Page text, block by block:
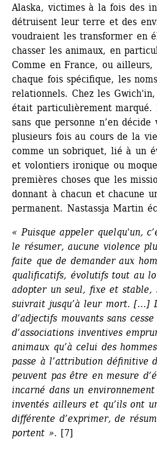
Alaska, victimes à la fois des
détruisent leur terre et des
voudraient les transformer en
chasser les animaux, en
Comme en France, ou
chaque fois spécifique, les
relationnels. Chez les
était particulièrement marqué.
sans que personne n’en
plusieurs fois au cours de la
comme un sobriquet, lié à un
et volontiers ironique ou
premières choses que les
donnant à chacun et chacune
permanent. Nastassja Martin
« Puisque appeler quelqu'un,
le résumer, aucune violence
faite que de demander aux
qualificatifs, évolutifs tout au
adopter un seul, fixe et stable,
suivrait jusqu’à leur mort. [...]
d’adjectifs mouvants sans
d’associations inventives
animaux qu’à celui des
passe à l’attribution définitive
peuvent pas être en mesure
incarné dans un
inventés ailleurs et qu’ils ont
différente d’exprimer, de
portent ». [7]